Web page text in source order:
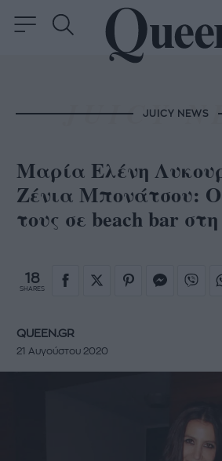
JUICY NEWS
Μαρία Ελένη
Ζένια Μπονάτσου:
τους σε beach bar
18
SHARES
QUEEN.GR
21 Αυγούστου 2020